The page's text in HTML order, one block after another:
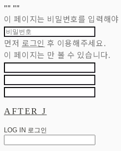
"" ""
이 페이지는 비밀번호를 입력해
먼저 로그인 후 이용해주세요.
이 페이지는 만 볼 수 있습니다.
AFTER J
LOG IN 로그인